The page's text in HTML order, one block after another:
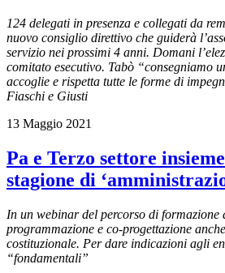
124 delegati in presenza e collegati da
nuovo consiglio direttivo che guiderà
servizio nei prossimi 4 anni. Domani
comitato esecutivo. Tabò “consegniamo
accoglie e rispetta tutte le forme di
Fiaschi e Giusti
13 Maggio 2021
Pa e Terzo settore
stagione di
In un webinar del percorso di formazione
programmazione e co-progettazione
costituzionale. Per dare indicazioni agli
“fondamentali”